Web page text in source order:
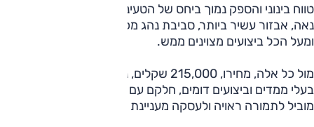
טווח בינוני והספק נמוך ביחס של הטעינה המהירה. לזכותו עיצוב
נאה, אבזור עשיר ביותר, סביבת נהג מכובדת, מרחב טוב לנוסעים
ומעל הכל ביצועים מצוינים ממש.
מול כל אלה, מחירו, 215,000 שקלים, נמוך ולא במעט ממתחרים
בעלי ממדים וביצועים דומים, חלקם עם אבזור פחות – וזה כבר
מוביל לתמורה ראויה ולעסקה מעניינת שכדאי לבדוק.